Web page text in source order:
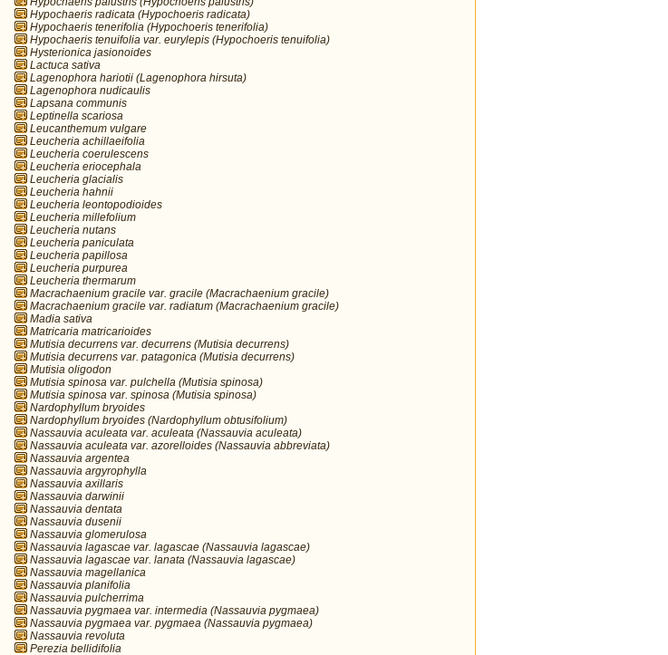
Hypochaeris radicata (Hypochoeris radicata)
Hypochaeris tenerifolia (Hypochoeris tenerifolia)
Hypochaeris tenuifolia var. eurylepis (Hypochoeris tenuifolia)
Hysterionica jasionoides
Lactuca sativa
Lagenophora hariotii (Lagenophora hirsuta)
Lagenophora nudicaulis
Lapsana communis
Leptinella scariosa
Leucanthemum vulgare
Leucheria achillaeifolia
Leucheria coerulescens
Leucheria eriocephala
Leucheria glacialis
Leucheria hahnii
Leucheria leontopodioides
Leucheria millefolium
Leucheria nutans
Leucheria paniculata
Leucheria papillosa
Leucheria purpurea
Leucheria thermarum
Macrachaenium gracile var. gracile (Macrachaenium gracile)
Macrachaenium gracile var. radiatum (Macrachaenium gracile)
Madia sativa
Matricaria matricarioides
Mutisia decurrens var. decurrens (Mutisia decurrens)
Mutisia decurrens var. patagonica (Mutisia decurrens)
Mutisia oligodon
Mutisia spinosa var. pulchella (Mutisia spinosa)
Mutisia spinosa var. spinosa (Mutisia spinosa)
Nardophyllum bryoides
Nardophyllum bryoides (Nardophyllum obtusifolium)
Nassauvia aculeata var. aculeata (Nassauvia aculeata)
Nassauvia aculeata var. azorelloides (Nassauvia abbreviata)
Nassauvia argentea
Nassauvia argyrophylla
Nassauvia axillaris
Nassauvia darwinii
Nassauvia dentata
Nassauvia dusenii
Nassauvia glomerulosa
Nassauvia lagascae var. lagascae (Nassauvia lagascae)
Nassauvia lagascae var. lanata (Nassauvia lagascae)
Nassauvia magellanica
Nassauvia planifolia
Nassauvia pulcherrima
Nassauvia pygmaea var. intermedia (Nassauvia pygmaea)
Nassauvia pygmaea var. pygmaea (Nassauvia pygmaea)
Nassauvia revoluta
Perezia bellidifolia